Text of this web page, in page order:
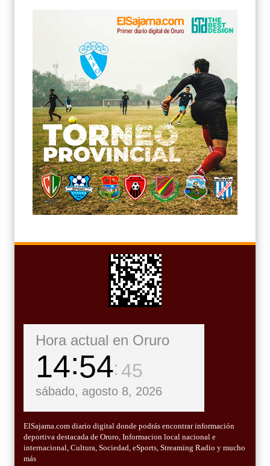
Hora actual en Oruro
14 54 46
sábado, agosto 8, 2026
ElSajama.com diario digital donde podrás encontrar información
deportiva destacada de Oruro, Informacion local nacional e
internacional, Cultura, Sociedad, eSports, Streaming Radio y mucho
más